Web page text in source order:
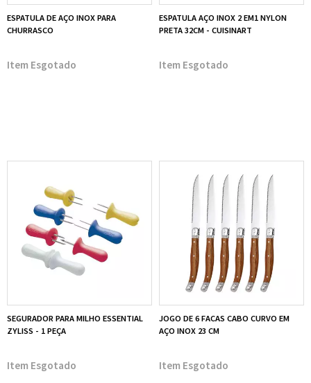
ESPATULA DE AÇO INOX PARA
CHURRASCO
Esgotado
ESPATULA AÇO INOX 2 EM1 NYLON
PRETA 32CM - CUISINART
Esgotado
SEGURADOR PARA MILHO ESSENTIAL
ZYLISS - 1 PEÇA
Esgotado
JOGO DE 6 FACAS CABO CURVO EM
AÇO INOX 23 CM
Esgotado